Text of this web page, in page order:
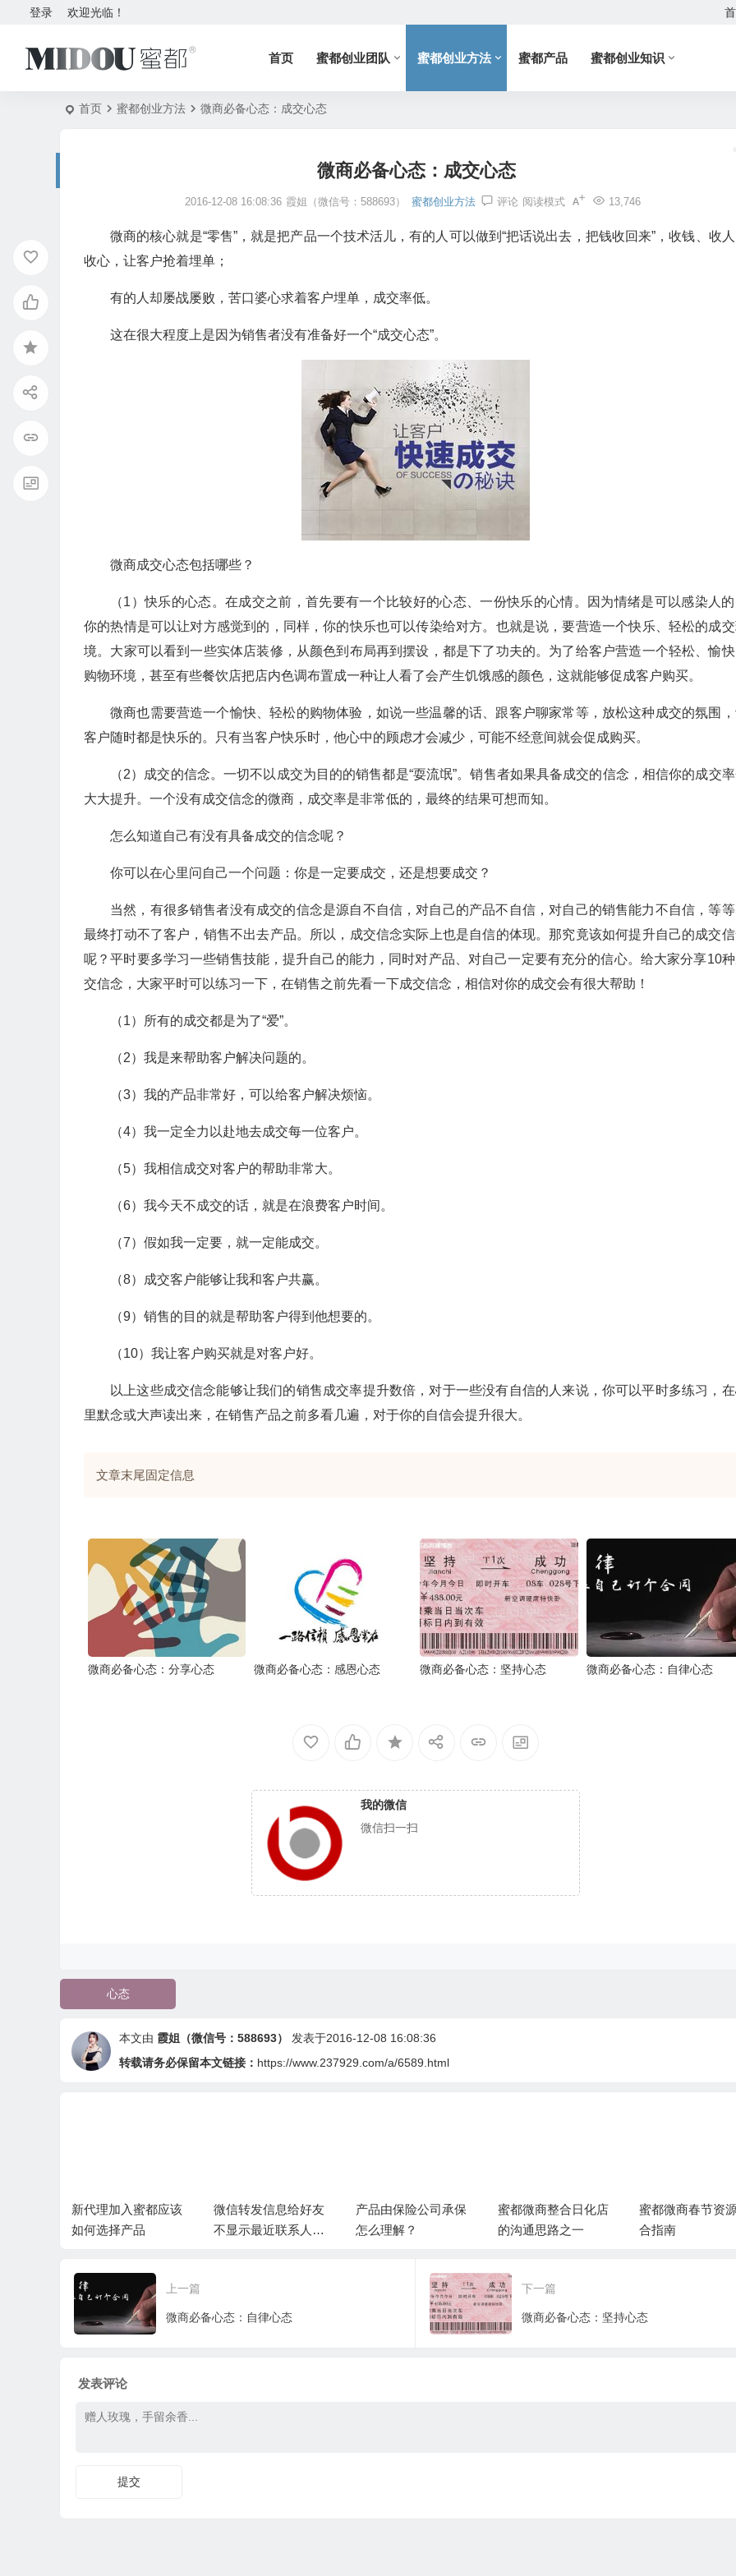
欢迎光临！
登录
首页 蜜都创业团队 蜜都创业方法 蜜都产品 蜜都创业知识
首页 蜜都创业方法 微商必备心态：​成交心态
微商必备心态：​成交心态
2016-12-08 16:08:36 霞姐（微信号：588693） 蜜都创业方法 评论 13,746
阅读模式
微商的核心就是“零售”，就是把产品一个技术活儿，有的人可以做到“把话说出去，把钱收回来”，收钱、收
收心，让客户抢着埋单；
有的人却屡战屡败，苦口婆心求着客户埋单，成交率低。
这在很大程度上是因为销售者没有准备好一个“成交心态”。
微商成交心态包括哪些？
（1）快乐的心态。在成交之前，首先要有一个比较好的心态、一份快乐的心情。因为情绪是可以感染人
你的热情是可以让对方感觉到的，同样，你的快乐也可以传染给对方。也就是说，要营造一个快乐、轻松的成
境。大家可以看到一些实体店装修，从颜色到布局再到摆设，都是下了功夫的。为了给客户营造一个轻松、愉
购物环境，甚至有些餐饮店把店内色调布置成一种让人看了会产生饥饿感的颜色，这就能够促成客户购买。
微商也需要营造一个愉快、轻松的购物体验，如说一些温馨的话、跟客户聊家常等，放松这种成交的氛围
客户随时都是快乐的。只有当客户快乐时，他心中的顾虑才会减少，可能不经意间就会促成购买。
（2）成交的信念。一切不以成交为目的的销售都是“耍流氓”。销售者如果具备成交的信念，相信你的成交
大大提升。一个没有成交信念的微商，成交率是非常低的，最终的结果可想而知。
怎么知道自己有没有具备成交的信念呢？
你可以在心里问自己一个问题：你是一定要成交，还是想要成交？
当然，有很多销售者没有成交的信念是源自不自信，对自己的产品不自信，对自己的销售能力不自信，等
最终打动不了客户，销售不出去产品。所以，成交信念实际上也是自信的体现。那究竟该如何提升自己的成交
呢？平时要多学习一些销售技能，提升自己的能力，同时对产品、对自己一定要有充分的信心。给大家分享10
交信念，大家平时可以练习一下，在销售之前先看一下成交信念，相信对你的成交会有很大帮助！
（1）所有的成交都是为了“爱”。
（2）我是来帮助客户解决问题的。
（3）我的产品非常好，可以给客户解决烦恼。
（4）我一定全力以赴地去成交每一位客户。
（5）我相信成交对客户的帮助非常大。
（6）我今天不成交的话，就是在浪费客户时间。
（7）假如我一定要，就一定能成交。
（8）成交客户能够让我和客户共赢。
（9）销售的目的就是帮助客户得到他想要的。
（10）我让客户购买就是对客户好。
以上这些成交信念能够让我们的销售成交率提升数倍，对于一些没有自信的人来说，你可以平时多练习，
里默念或大声读出来，在销售产品之前多看几遍，对于你的自信会提升很大。
文章末尾固定信息
微商必备心态：​分享心态 微商必备心态：感恩心态 微商必备心态：坚持心态 微商必备心态：​自律心态
我的微信
微信扫一扫
心态
本文由 霞姐（微信号：588693）
发表于2016-12-08 16:08:36
转载请务必保留本文链接： https://www.237929.com/a/6589.html
新代理加入蜜都应该
如何选择产品
微信转发信息给好友
不显示最近联系人，
产品由保险公司承保
怎么理解？
蜜都微商整合日化店
的沟通思路之一
蜜都微商春节资
合指南
上一篇
微商必备心态：​自律心态
下一篇
微商必备心态：坚持心态
发表评论